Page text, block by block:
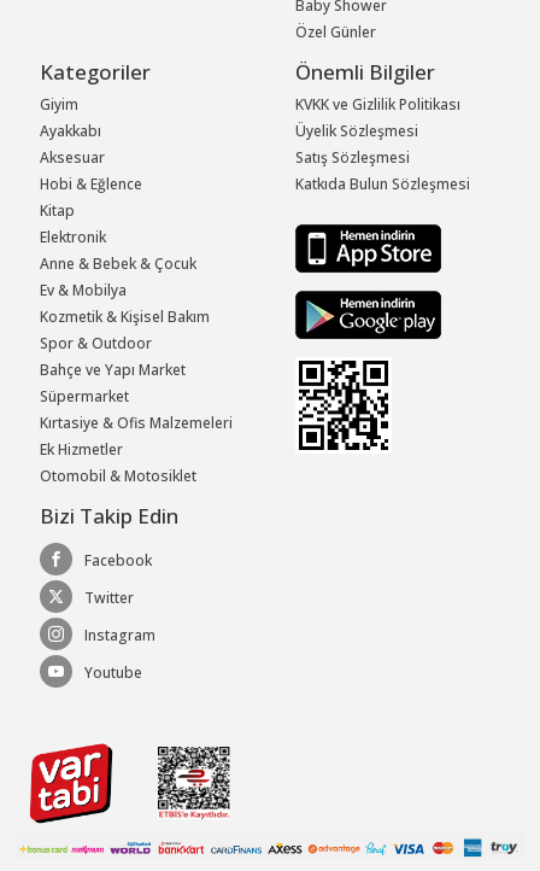
Baby Shower
Özel Günler
Kategoriler
Giyim
Ayakkabı
Aksesuar
Hobi & Eğlence
Kitap
Elektronik
Anne & Bebek & Çocuk
Ev & Mobilya
Kozmetik & Kişisel Bakım
Spor & Outdoor
Bahçe ve Yapı Market
Süpermarket
Kırtasiye & Ofis Malzemeleri
Ek Hizmetler
Otomobil & Motosiklet
Önemli Bilgiler
KVKK ve Gizlilik Politikası
Üyelik Sözleşmesi
Satış Sözleşmesi
Katkıda Bulun Sözleşmesi
Bizi Takip Edin
Facebook
Twitter
Instagram
Youtube